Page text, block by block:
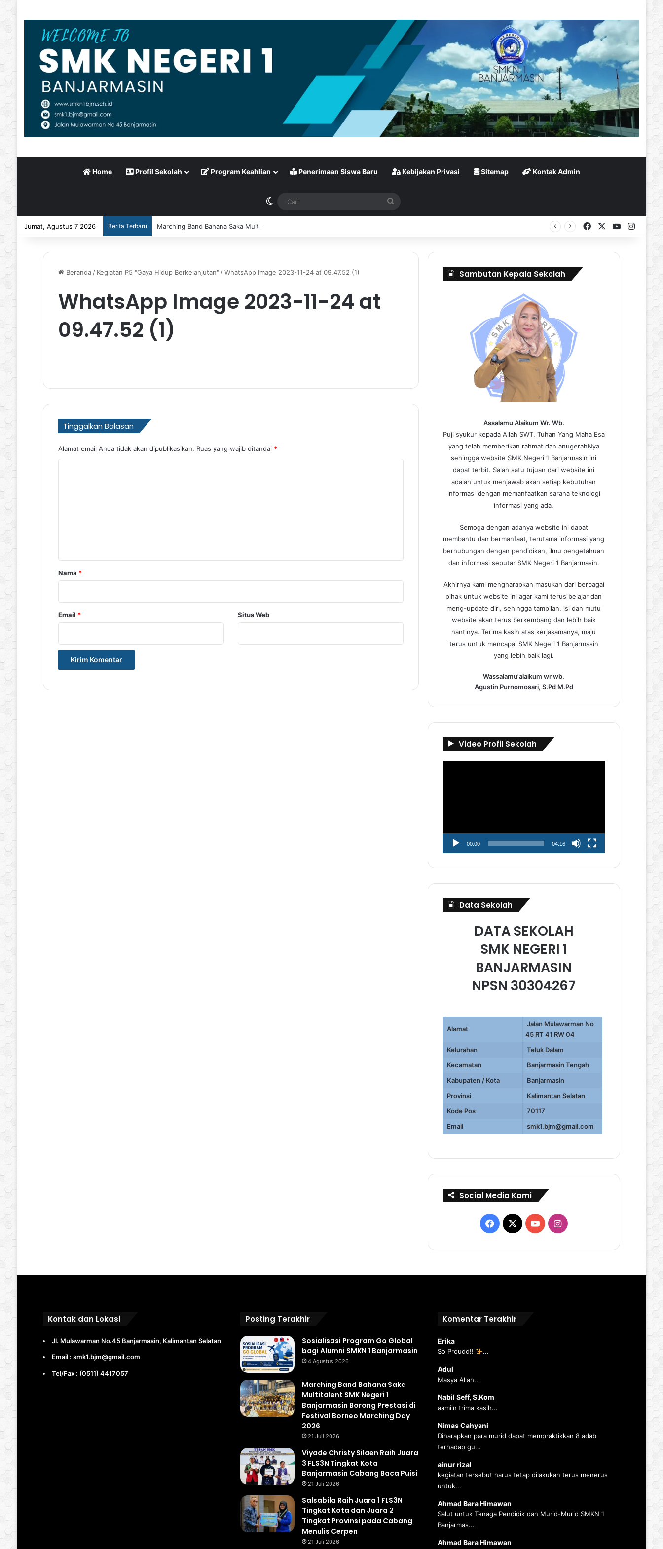
Home Profil Sekolah Program Keahlian Penerimaan Siswa Baru Kebijakan Privasi Sitemap Kontak Admin
Switch skin Cari
Jumat, Agustus 7 2026 Berita Terbaru Marching Band Bahana Saka Multitalent SMK Negeri 1 Banjarmasin Borong Prestasi di Festival Borneo Marching Day 2026 FacebookYouTube
Beranda / Kegiatan P5 "Gaya Hidup Berkelanjutan" /WhatsApp Image 2023-11-24 at 09.47.52 (1)
WhatsApp Image 2023-11-24 at
09.47.52 (1)
Tinggalkan Balasan
Alamat email Anda tidak akan dipublikasikan. Ruas yang wajib ditandai *
rNama *
Email * Situs Web
Sambutan Kepala Sekolah
Assalamu Alaikum Wr. Wb.
Puji syukur kepada Allah SWT, Tuhan Yang Maha Esa
yang telah memberikan rahmat dan anugerahNya
sehingga website SMK Negeri 1 Banjarmasin ini
dapat terbit. Salah satu tujuan dari website ini
adalah untuk menjawab akan setiap kebutuhan
informasi dengan memanfaatkan sarana teknologi
informasi yang ada.
Semoga dengan adanya website ini dapat
membantu dan bermanfaat, terutama informasi yang
berhubungan dengan pendidikan, ilmu pengetahuan
dan informasi seputar SMK Negeri 1 Banjarmasin.
Akhirnya kami mengharapkan masukan dari berbagai
pihak untuk website ini agar kami terus belajar dan
meng-update diri, sehingga tampilan, isi dan mutu
website akan terus berkembang dan lebih baik
nantinya. Terima kasih atas kerjasamanya, maju
terus untuk mencapai SMK Negeri 1 Banjarmasin
yang lebih baik lagi.
Wassalamu'alaikum wr.wb.
Agustin Purnomosari, S.Pd M.Pd
Video Profil Sekolah
00:00 04:16
Data Sekolah
DATA SEKOLAH
SMK NEGERI 1
BANJARMASIN
NPSN 30304267
Alamat
Jalan Mulawarman No
45 RT 41 RW 04
Kelurahan
Teluk Dalam
Kecamatan
Banjarmasin Tengah
Kabupaten / Kota
Banjarmasin
Provinsi
Kalimantan Selatan
Kode Pos
70117
Email
smk1.bjm@gmail.com
Social Media Kami
Facebook
X YouTubeInstagram
Kontak dan Lokasi
Jl. Mulawarman No.45 Banjarmasin, Kalimantan Selatan
Email : smk1.bjm@gmail.com
Tel/Fax : (0511) 4417057
Posting Terakhir
Sosialisasi Program Go Global
bagi Alumni SMKN 1 Banjarmasin
4 Agustus 2026
Marching Band Bahana Saka
Multitalent SMK Negeri 1
Banjarmasin Borong Prestasi di
Festival Borneo Marching Day
2026
21 Juli 2026
Viyade Christy Silaen Raih Juara
3 FLS3N Tingkat Kota
Banjarmasin Cabang Baca Puisi
21 Juli 2026
Salsabila Raih Juara 1 FLS3N
Tingkat Kota dan Juara 2
Tingkat Provinsi pada Cabang
Menulis Cerpen
21 Juli 2026
Komentar Terakhir
Erika
So Proudd!! ...
Adul
Masya Allah...
Nabil Seff, S.Kom
aamiin trima kasih...
Nimas Cahyani
Diharapkan para murid dapat mempraktikkan 8 adab
terhadap gu...
ainur rizal
kegiatan tersebut harus tetap dilakukan terus menerus
untuk...
Ahmad Bara Himawan
Salut untuk Tenaga Pendidik dan Murid-Murid SMKN 1
Banjarmas...
Ahmad Bara Himawan